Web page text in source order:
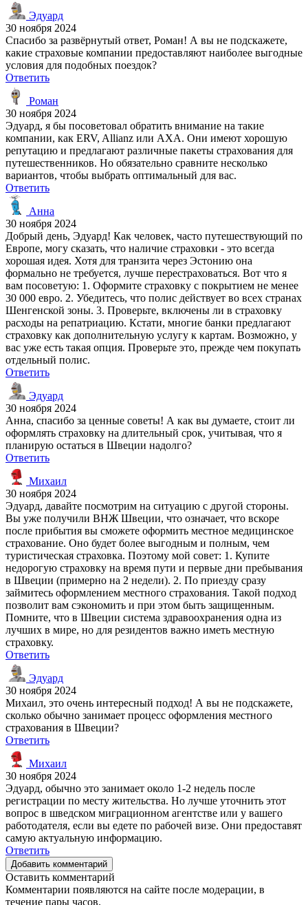
Эдуард
30 ноября 2024
Спасибо за развёрнутый ответ, Роман! А вы не подскажете,
какие страховые компании предоставляют наиболее выгодные
условия для подобных поездок?
Ответить
Роман
30 ноября 2024
Эдуард, я бы посоветовал обратить внимание на такие
компании, как ERV, Allianz или AXA. Они имеют хорошую
репутацию и предлагают различные пакеты страхования для
путешественников. Но обязательно сравните несколько
вариантов, чтобы выбрать оптимальный для вас.
Ответить
Анна
30 ноября 2024
Добрый день, Эдуард! Как человек, часто путешествующий по
Европе, могу сказать, что наличие страховки - это всегда
хорошая идея. Хотя для транзита через Эстонию она
формально не требуется, лучше перестраховаться. Вот что я
вам посоветую: 1. Оформите страховку с покрытием не менее
30 000 евро. 2. Убедитесь, что полис действует во всех странах
Шенгенской зоны. 3. Проверьте, включены ли в страховку
расходы на репатриацию. Кстати, многие банки предлагают
страховку как дополнительную услугу к картам. Возможно, у
вас уже есть такая опция. Проверьте это, прежде чем покупать
отдельный полис.
Ответить
Эдуард
30 ноября 2024
Анна, спасибо за ценные советы! А как вы думаете, стоит ли
оформлять страховку на длительный срок, учитывая, что я
планирую остаться в Швеции надолго?
Ответить
Михаил
30 ноября 2024
Эдуард, давайте посмотрим на ситуацию с другой стороны.
Вы уже получили ВНЖ Швеции, что означает, что вскоре
после прибытия вы сможете оформить местное медицинское
страхование. Оно будет более выгодным и полным, чем
туристическая страховка. Поэтому мой совет: 1. Купите
недорогую страховку на время пути и первые дни пребывания
в Швеции (примерно на 2 недели). 2. По приезду сразу
займитесь оформлением местного страхования. Такой подход
позволит вам сэкономить и при этом быть защищенным.
Помните, что в Швеции система здравоохранения одна из
лучших в мире, но для резидентов важно иметь местную
страховку.
Ответить
Эдуард
30 ноября 2024
Михаил, это очень интересный подход! А вы не подскажете,
сколько обычно занимает процесс оформления местного
страхования в Швеции?
Ответить
Михаил
30 ноября 2024
Эдуард, обычно это занимает около 1-2 недель после
регистрации по месту жительства. Но лучше уточнить этот
вопрос в шведском миграционном агентстве или у вашего
работодателя, если вы едете по рабочей визе. Они предоставят
самую актуальную информацию.
Ответить
Добавить комментарий
Оставить комментарий
Комментарии появляются на сайте после модерации, в
течение пары часов.